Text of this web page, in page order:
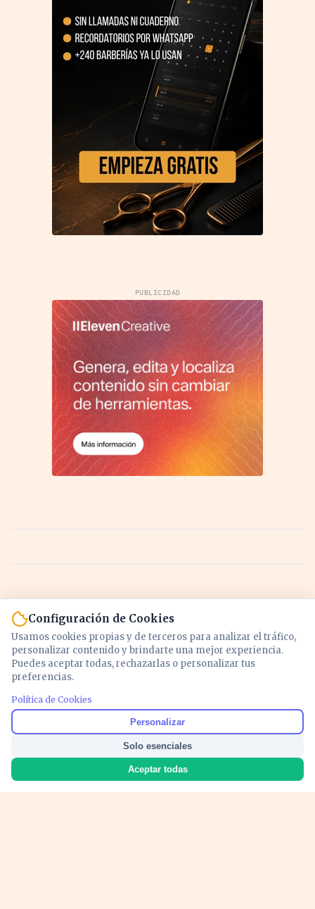
PUBLICIDAD
Noticias y análisis de economía, mercados,
inversión y política. Información actualizada
para entender lo que mueve tu dinero y tu
país.
Configuración de Cookies
Usamos cookies propias y de terceros para analizar el tráfico,
personalizar contenido y brindarte una mejor experiencia.
Puedes aceptar todas, rechazarlas o personalizar tus
preferencias.
Política de Cookies
Personalizar
Solo esenciales
Aceptar todas